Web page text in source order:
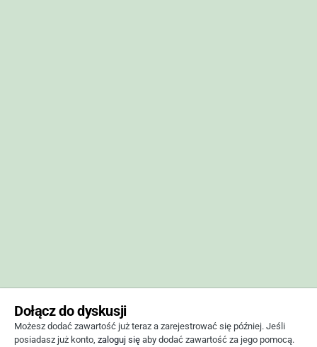
Dołącz do dyskusji
Możesz dodać zawartość już teraz a zarejestrować się później. Jeśli
posiadasz już konto, zaloguj się aby dodać zawartość za jego pomocą.